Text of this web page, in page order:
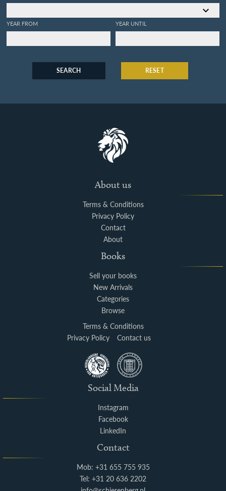
YEAR FROM YEAR UNTIL
SEARCH RESET
About us
Terms & Conditions
Privacy Policy
Contact
About
Books
Sell your books
New Arrivals
Categories
Browse
Terms & Conditions
Privacy Policy
Contact us
Social Media
Instagram
Facebook
LinkedIn
Contact
Mob: +31 655 755 935
Tel: +31 20 636 2202